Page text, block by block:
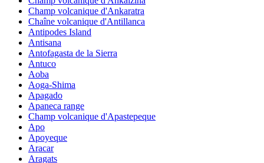
Champ volcanique d'Ankaratra
Chaîne volcanique d'Antillanca
Antipodes Island
Antisana
Antofagasta de la Sierra
Antuco
Aoba
Aoga-Shima
Apagado
Apaneca range
Champ volcanique d'Apastepeque
Apo
Apoyeque
Aracar
Aragats